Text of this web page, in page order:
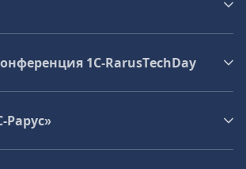
1C‑RarusTechDay
Рарус»